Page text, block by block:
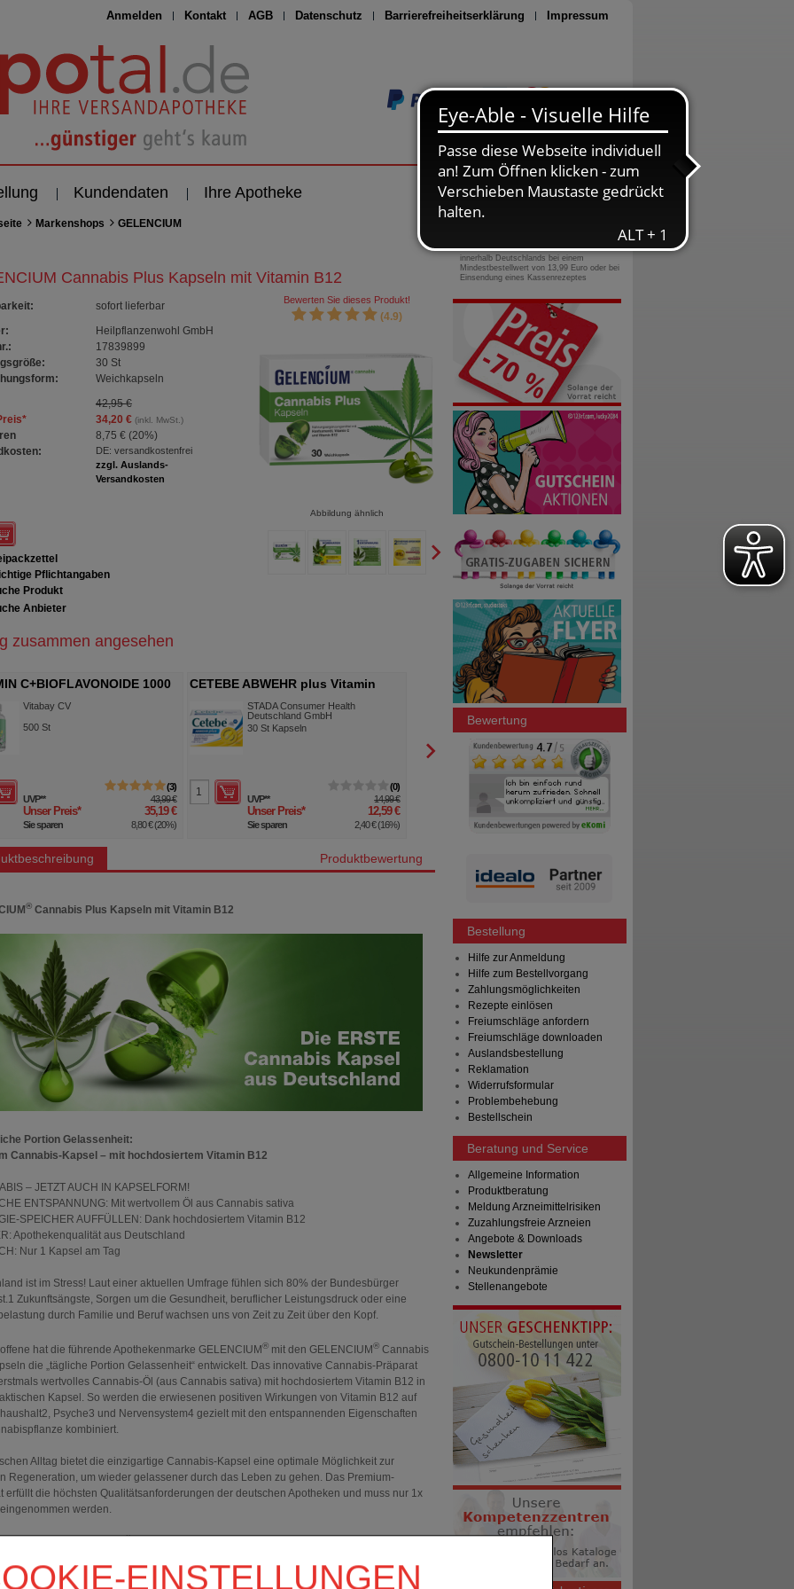
EINSTELLUNGEN
Anmelden Kontakt AGB Datenschutz Barrierefreiheitserklärung Impressum
Seite drucken
Kundendaten Ihre Apotheke
Markenshops GELENCIUM
Cannabis Plus Kapseln mit Vitamin B12
:
sofort lieferbar
Heilpflanzenwohl GmbH
17839899
30 St
Weichkapseln
42,95 €
* 34,20 €(inkl. MwSt.)
8,75 € (20%)
DE: versandkostenfrei
zzgl. Auslands-
Versandkosten
Bewerten Sie dieses Produkt!
(4.9)
Abbildung ähnlich
Pflichtangaben
Produkt
Anbieter
zusammen angesehen
C+BIOFLAVONOIDE 1000
hochdosiert
Vitabay CV
500St
3
UVP** 43,99 €
Unser Preis* 35,19 €
Sie sparen 8,80 €(20%)
CETEBE ABWEHR plus Vitamin
C+Vitamin D3+Zink Kaps.
STADA Consumer Health
Deutschland GmbH
30 St Kapseln
0
UVP** 14,99 €
Unser Preis* 12,59 €
Sie sparen 2,40 €(16%)
CETEBE Vitamin C Retardkapseln
500 mg
STADA Consumer Health
Deutschland GmbH
30 St Hartkapseln
UVP
15,09 €
Unser Preis 11,05 €
Sie sparen 4,04 €(27%
Produktbewertung
® Cannabis Plus Kapseln mit Vitamin B12
Portion Gelassenheit:
Cannabis-Kapsel – mit hochdosiertem Vitamin B12
– JETZT AUCH IN KAPSELFORM!
ENTSPANNUNG: Mit wertvollem Öl aus Cannabis sativa
SPEICHER AUFFÜLLEN: Dank hochdosiertem Vitamin B12
Apothekenqualität aus Deutschland
Nur 1 Kapsel am Tag
ist im Stress! Laut einer aktuellen Umfrage fühlen sich 80% der Bundesbürger
Zukunftsängste, Sorgen um die Gesundheit, beruflicher Leistungsdruck oder eine
durch Familie und Beruf wachsen uns von Zeit zu Zeit über den Kopf.
hat die führende Apothekenmarke GELENCIUM® mit den GELENCIUM® Cannabis
die „tägliche Portion Gelassenheit“ entwickelt. Das innovative Cannabis-Präparat
wertvolles Cannabis-Öl (aus Cannabis sativa) mit hochdosiertem Vitamin B12 in
Kapsel. So werden die erwiesenen positiven Wirkungen von Vitamin B12 auf
Psyche3 und Nervensystem4 gezielt mit den entspannenden Eigenschaften
kombiniert.
Alltag bietet die einzigartige Cannabis-Kapsel eine optimale Möglichkeit zur
Regeneration, um wieder gelassener durch das Leben zu gehen. Das Premium-
erfüllt die höchsten Qualitätsanforderungen der deutschen Apotheken und muss nur 1x
werden.
der Cannabispflanze können ein schnelleres Abschalten vom stressigen Alltag
0800-10 11 422
gebührenfreie Rufnummer
innerhalb Deutschlands bei einem
Mindestbestellwert von 13,99 Euro oder bei
Einsendung eines Kassenrezeptes
Bewertung
Bestellung
Hilfe zur Anmeldung
Hilfe zum Bestellvorgang
Zahlungsmöglichkeiten
Rezepte einlösen
Freiumschläge anfordern
Freiumschläge downloaden
Auslandsbestellung
Reklamation
Widerrufsformular
Problembehebung
Bestellschein
Beratung und Service
Allgemeine Information
Produktberatung
Meldung Arzneimittelrisiken
Zuzahlungsfreie Arzneien
Angebote & Downloads
Newsletter
Neukundenprämie
Stellenangebote